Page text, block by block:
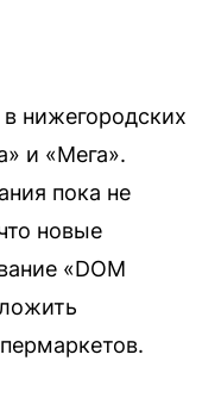
нижегородских
и «Мега».
пока не
новые
«DOM